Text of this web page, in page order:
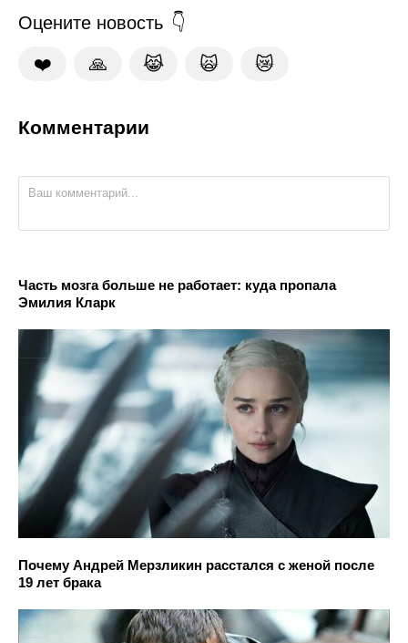
Оцените новость
❤️ 🙏 😹 🙀 😿
Комментарии
Часть мозга больше не работает: куда пропала
Эмилия Кларк
Почему Андрей Мерзликин расстался с женой после
19 лет брака